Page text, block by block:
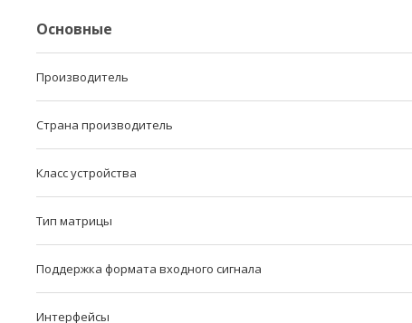
Основные
Производитель
Страна производитель
Класс устройства
Тип матрицы
Поддержка формата входного сигнала
Интерфейсы